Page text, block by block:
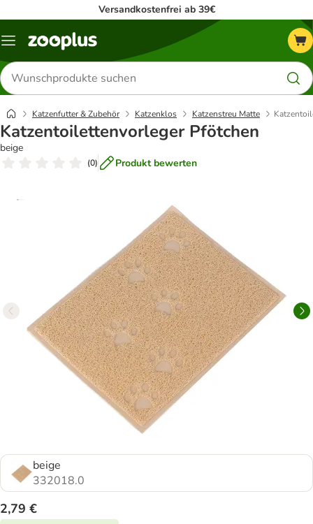
Versandkostenfrei ab 39€
Menü
Produkte
suchen
Katzenfutter & Zubehör Katzenklos Katzenstreu Matte
Katzentoilettenvorleger Pfötchen
beige
(0) Produkt bewerten
beige
332018.0
2,79 €